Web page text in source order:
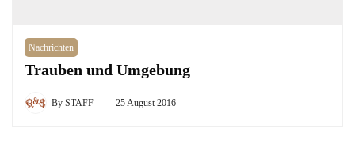
Nachrichten
Trauben und Umgebung
By STAFF 25 August 2016